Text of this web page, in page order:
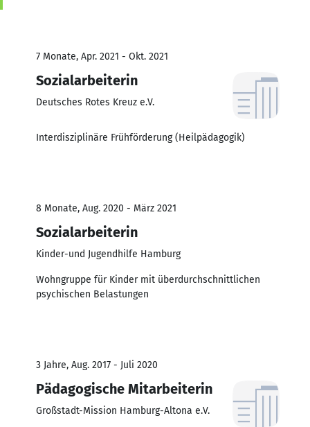
7 Monate, Apr. 2021 - Okt. 2021
Sozialarbeiterin
Deutsches Rotes Kreuz e.V.
Interdisziplinäre Frühförderung (Heilpädagogik)
8 Monate, Aug. 2020 - März 2021
Sozialarbeiterin
Kinder-und Jugendhilfe Hamburg
Wohngruppe für Kinder mit überdurchschnittlichen
psychischen Belastungen
3 Jahre, Aug. 2017 - Juli 2020
Pädagogische Mitarbeiterin
Großstadt-Mission Hamburg-Altona e.V.